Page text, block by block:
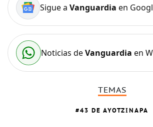
Sigue a Vanguardia en
Noticias deVanguardia en
TEMAS
43 DE AYOTZINAPA